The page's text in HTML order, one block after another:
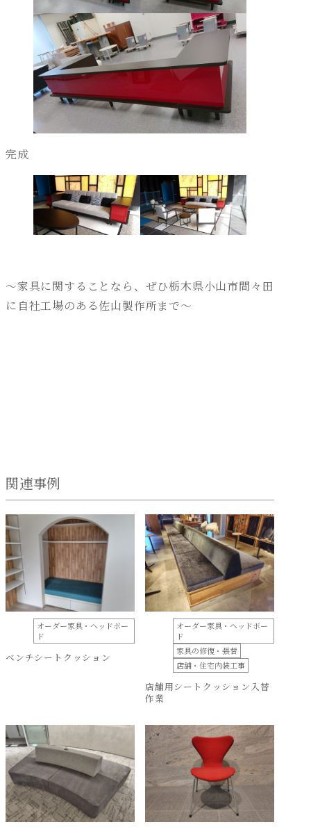
完成
～家具に関することなら、ぜひ栃木県小山市間々田
に自社工場のある佐山製作所まで～
関連事例
オーダー家具・ヘッドボー
ド
ベンチシートクッション
オーダー家具・ヘッドボー
ド
家具の修復・張替
店舗・住宅内装工事
店舗用シートクッション入替
作業